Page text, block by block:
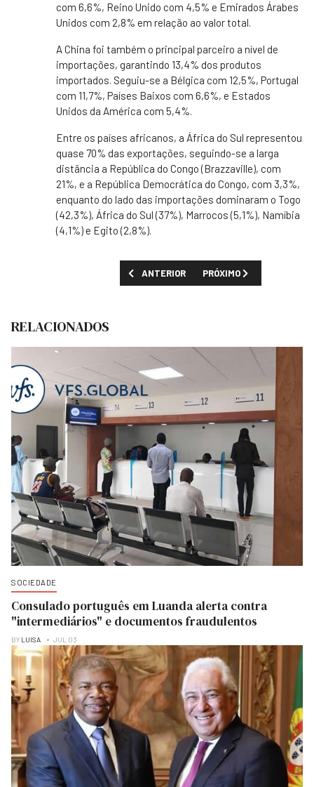
com 6,6%, Reino Unido com 4,5% e Emirados Árabes
Unidos com 2,8% em relação ao valor total.
A China foi também o principal parceiro a nível de
importações, garantindo 13,4% dos produtos
importados. Seguiu-se a Bélgica com 12,5%, Portugal
com 11,7%, Países Baixos com 6,6%, e Estados
Unidos da América com 5,4%.
Entre os países africanos, a África do Sul representou
quase 70% das exportações, seguindo-se a larga
distância a República do Congo (Brazzaville), com
21%, e a República Democrática do Congo, com 3,3%,
enquanto do lado das importações dominaram o Togo
(42,3%), África do Sul (37%), Marrocos (5,1%), Namíbia
(4,1%) e Egito (2,8%).
ARTIGO ANTERIOR: ANGOLA PRODUZ 1,18
ANTERIOR PRÓXIMO ARTIGO:
PRÓXIMO
RELACIONADOS
SOCIEDADE
Consulado português em Luanda alerta contra
"intermediários" e documentos fraudulentos
BY LUISA JUL 03